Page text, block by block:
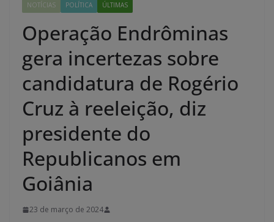
NOTÍCIAS POLÍTICA ÚLTIMAS
Operação Endrôminas
gera incertezas sobre
candidatura de Rogério
Cruz à reeleição, diz
presidente do
Republicanos em
Goiânia
23 de março de 2024